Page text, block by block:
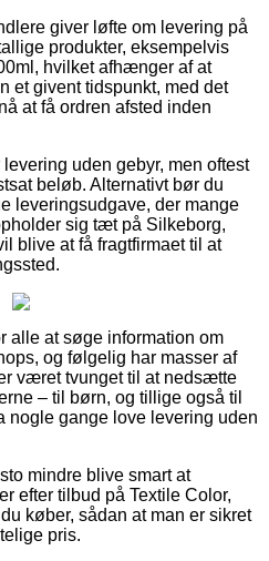
giver løfte om levering på
produkter, eksempelvis
hvilket afhænger af at
et givent tidspunkt, med det
at få ordren afsted inden
uden gebyr, men oftest
beløb. Alternativt bør du
leveringsudgave, der mange
sig tæt på Silkeborg,
blive at få fragtfirmaet til at
alle at søge information om
og følgelig har masser af
været tvunget til at nedsætte
– til børn, og tillige også til
nogle gange love levering uden
mindre blive smart at
efter tilbud på Textile Color,
køber, sådan at man er sikret
pris.